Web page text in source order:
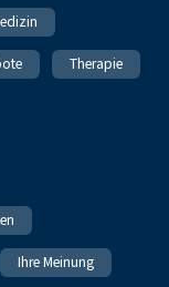
Therapie
Ihre Meinung